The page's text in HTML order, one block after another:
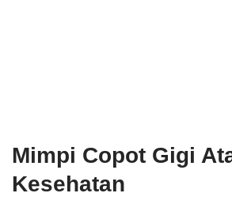
Mimpi Copot Gigi
Kesehatan